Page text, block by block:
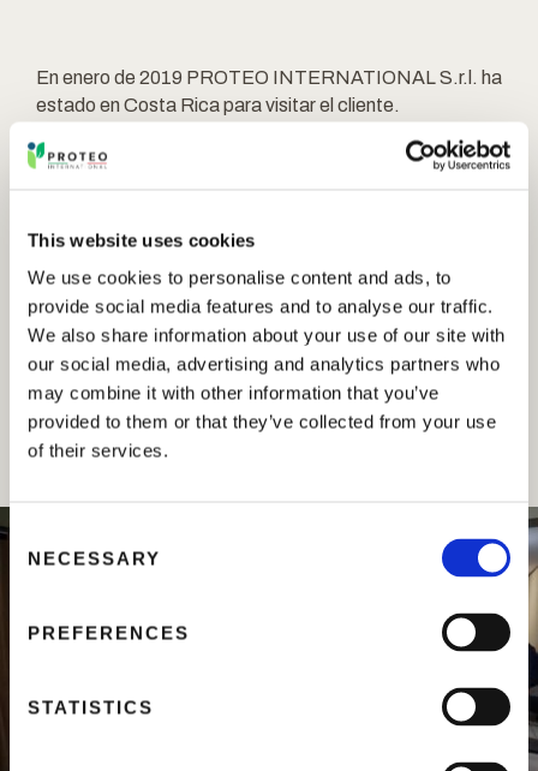
This website uses cookies
We use cookies to personalise content and ads, to
provide social media features and to analyse our traffic.
We also share information about your use of our site with
our social media, advertising and analytics partners who
may combine it with other information that you’ve
provided to them or that they’ve collected from your use
of their services.
C
NECESSARY
PREFERENCES
STATISTICS
En enero de 2019 PROTEO INTERNATIONAL S.r.l. ha
estado en Costa Rica para visitar el cliente.
Nuestro personal ha aterrizado en San José y luego ha
Durante las reuniones, se discutió la utilización
específica de los productos en términos de cultivos,
sistemas y dosis.
La actividad hecha con el distribuidor Nacional ha
incluido también la evaluación de los aspectos
comerciales y estrategia de mercado.